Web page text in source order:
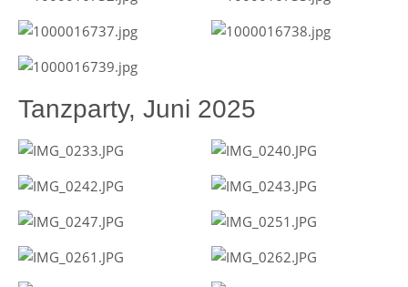
Tanzparty, Juni 2025